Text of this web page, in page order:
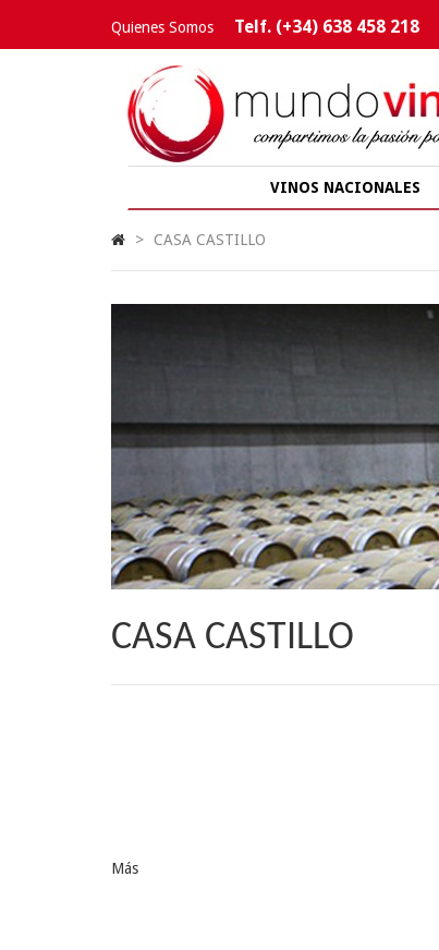
Quienes Somos Telf. (+34) 638 458 218
VINOS NACIONALES
> CASA CASTILLO
CASA CASTILLO
Más